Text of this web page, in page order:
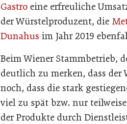
Gastro eine erfreuliche
der Würstelproduzent, die
Dunahus im Jahr 2019
Beim Wiener Stammbetrieb,
deutlich zu merken, dass
noch, dass die stark
viel zu spät bzw. nur
der Produkte durch